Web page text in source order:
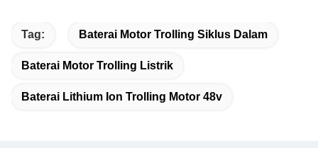
Tag: Baterai Motor Trolling Siklus Dalam
Baterai Motor Trolling Listrik
Baterai Lithium Ion Trolling Motor 48v